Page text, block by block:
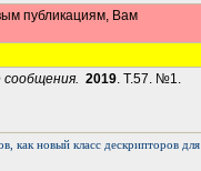
публикациям, Вам
сообщения. 2019. Т.57. №1.
как новый класс дескрипторов для